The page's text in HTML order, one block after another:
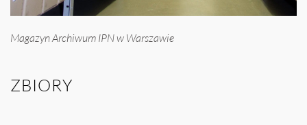
Magazyn Archiwum IPN w Warszawie
ZBIORY